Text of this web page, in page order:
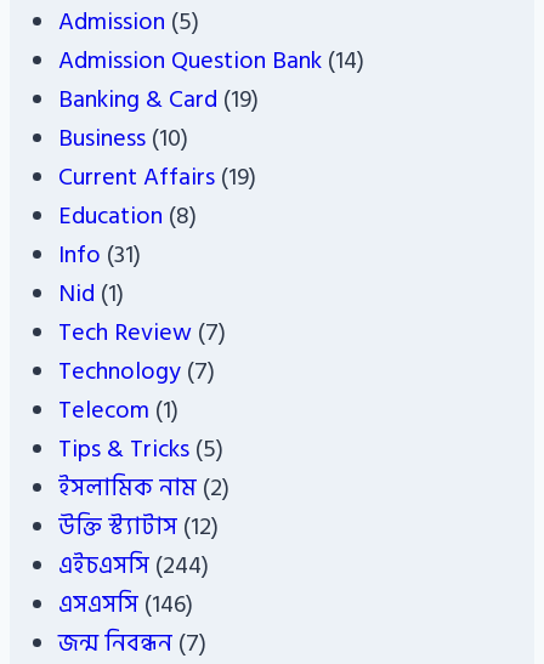
Admission (5)
Admission Question Bank(14)
Banking & Card (19)
Business(10)
Current Affairs(19)
Education (8)
Info (31)
Nid (1)
Tech Review(7)
Technology(7)
Telecom (1)
Tips & Tricks(5)
ইসলামিক নাম(2)
উক্তি স্ট্যাটাস(12)
এইচএসসি(244)
এসএসসি(146)
জন্ম নিবন্ধন(7)